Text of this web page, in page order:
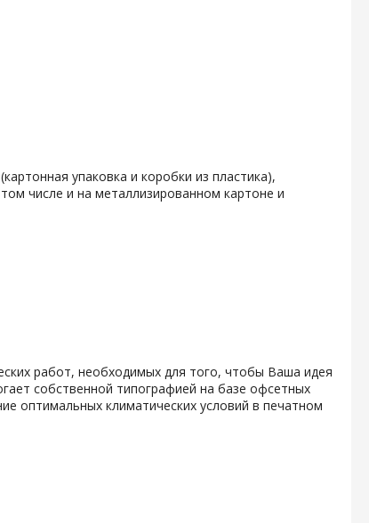
упаковка и коробки из пластика),
числе и на металлизированном картоне и
работ, необходимых для того, чтобы Ваша идея
собственной типографией на базе офсетных
оптимальных климатических условий в печатном